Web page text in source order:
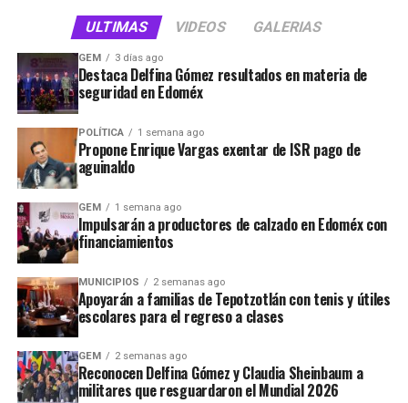
Con obras se hace justicia social en las colonias
de Naucalpan: Isaac Montoya
DON'T MISS
Inician repavimentación de la calle Excélsior,
en Tlalnepantla
ULTIMAS VIDEOS GALERIAS
GEM 3 días ago
Destaca Delfina Gómez resultados en materia de
seguridad en Edoméx
POLÍTICA 1 semana ago
Propone Enrique Vargas exentar de ISR pago de
aguinaldo
GEM 1 semana ago
Impulsarán a productores de calzado en Edoméx con
financiamientos
MUNICIPIOS 2 semanas ago
Apoyarán a familias de Tepotzotlán con tenis y útiles
escolares para el regreso a clases
GEM 2 semanas ago
Reconocen Delfina Gómez y Claudia Sheinbaum a
militares que resguardaron el Mundial 2026